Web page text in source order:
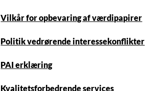
Vilkår for opbevaring af værdipapirer
Politik vedrørende interessekonflikter
PAI erklæring
Kvalitetsforbedrende services